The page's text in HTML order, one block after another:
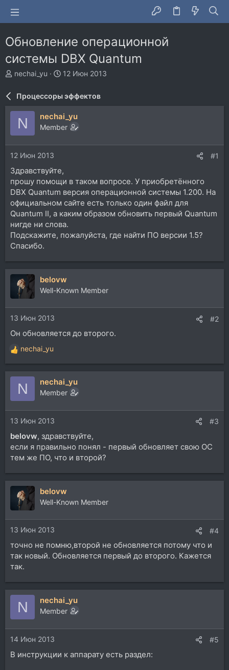
Обновление операционной
системы DBX Quantum
А
т
р
ы
nechai_yu
Д
н
а
ч
12 Июн 2013
Процессоры эффектов
N nechai_yu
Member
12 Июн 2013 #1
Здравствуйте,
прошу помощи в таком вопросе. У приобретённого
DBX Quantum версия операционной системы 1.200. На
официальном сайте есть только один файл для
Quantum ІІ, а каким образом обновить первый Quantum
нигде ни слова.
Подскажите, пожалуйста, где найти ПО версии 1.5?
Спасибо.
belovw
Well-Known Member
13 Июн 2013 #2
Он обновляется до второго.
Р
е
а
и
и
:
nechai_yu
N nechai_yu
Member
13 Июн 2013 #3
belovw, здравствуйте,
если я правильно понял - первый обновляет свою ОС
тем же ПО, что и второй?
belovw
Well-Known Member
13 Июн 2013 #4
точно не помню,второй не обновляется потому что и
так новый. Обновляется первый до второго. Кажется
так.
N nechai_yu
Member
14 Июн 2013 #5
В инструкции к аппарату есть раздел: